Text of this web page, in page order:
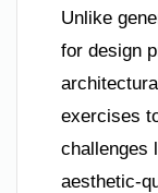
Unlike
for design
exercises
challenges
aesthetic-